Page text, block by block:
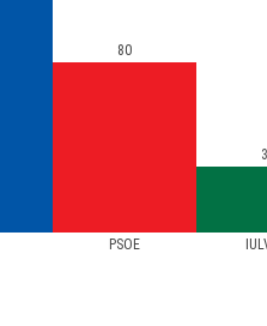
PSOE
80